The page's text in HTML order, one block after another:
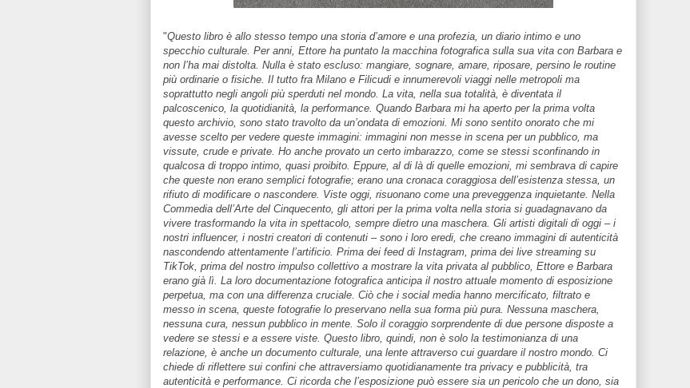
"Questo libro è allo stesso tempo una storia d’amore e una profezia, un diario intimo e uno
specchio culturale. Per anni, Ettore ha puntato la macchina fotografica sulla sua vita con Barbara e
non l’ha mai distolta. Nulla è stato escluso: mangiare, sognare, amare, riposare, persino le routine
più ordinarie o fisiche. Il tutto fra Milano e Filicudi e innumerevoli viaggi nelle metropoli ma
soprattutto negli angoli più sperduti nel mondo. La vita, nella sua totalità, è diventata il
palcoscenico, la quotidianità, la performance. Quando Barbara mi ha aperto per la prima volta
questo archivio, sono stato travolto da un’ondata di emozioni. Mi sono sentito onorato che mi
avesse scelto per vedere queste immagini: immagini non messe in scena per un pubblico, ma
vissute, crude e private. Ho anche provato un certo imbarazzo, come se stessi sconfinando in
qualcosa di troppo intimo, quasi proibito. Eppure, al di là di quelle emozioni, mi sembrava di capire
che queste non erano semplici fotografie; erano una cronaca coraggiosa dell’esistenza stessa, un
rifiuto di modificare o nascondere. Viste oggi, risuonano come una preveggenza inquietante. Nella
Commedia dell’Arte del Cinquecento, gli attori per la prima volta nella storia si guadagnavano da
vivere trasformando la vita in spettacolo, sempre dietro una maschera. Gli artisti digitali di oggi – i
nostri influencer, i nostri creatori di contenuti – sono i loro eredi, che creano immagini di autenticità
nascondendo attentamente l’artificio. Prima dei feed di Instagram, prima dei live streaming su
TikTok, prima del nostro impulso collettivo a mostrare la vita privata al pubblico, Ettore e Barbara
erano già lì. La loro documentazione fotografica anticipa il nostro attuale momento di esposizione
perpetua, ma con una differenza cruciale. Ciò che i social media hanno mercificato, filtrato e
messo in scena, queste fotografie lo preservano nella sua forma più pura. Nessuna maschera,
nessuna cura, nessun pubblico in mente. Solo il coraggio sorprendente di due persone disposte a
vedere se stessi e a essere viste. Questo libro, quindi, non è solo la testimonianza di una
relazione, è anche un documento culturale, una lente attraverso cui guardare il nostro mondo. Ci
chiede di riflettere sui confini che attraversiamo quotidianamente tra privacy e pubblicità, tra
autenticità e performance. Ci ricorda che l’esposizione può essere sia un pericolo che un dono, sia